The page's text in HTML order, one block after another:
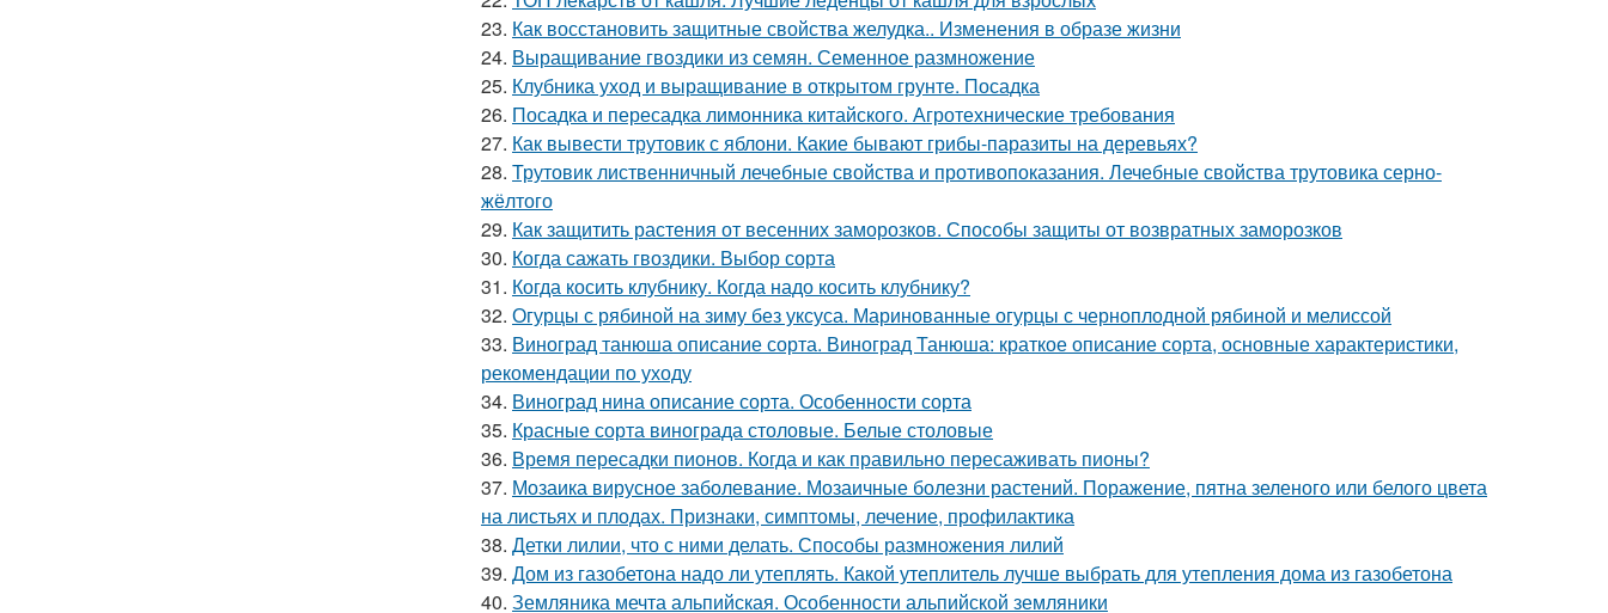
23. Как восстановить защитные свойства желудка.. Изменения в образе жизни
24. Выращивание гвоздики из семян. Семенное размножение
25. Клубника уход и выращивание в открытом грунте. Посадка
26. Посадка и пересадка лимонника китайского. Агротехнические требования
27. Как вывести трутовик с яблони. Какие бывают грибы-паразиты на деревьях?
28. Трутовик лиственничный лечебные свойства и противопоказания. Лечебные свойства трутовика серно-
жёлтого
29. Как защитить растения от весенних заморозков. Способы защиты от возвратных заморозков
30. Когда сажать гвоздики. Выбор сорта
31. Когда косить клубнику. Когда надо косить клубнику?
32. Огурцы с рябиной на зиму без уксуса. Маринованные огурцы с черноплодной рябиной и мелиссой
33. Виноград танюша описание сорта. Виноград Танюша: краткое описание сорта, основные характеристики,
рекомендации по уходу
34. Виноград нина описание сорта. Особенности сорта
35. Красные сорта винограда столовые. Белые столовые
36. Время пересадки пионов. Когда и как правильно пересаживать пионы?
37. Мозаика вирусное заболевание. Мозаичные болезни растений. Поражение, пятна зеленого или белого цвета
на листьях и плодах. Признаки, симптомы, лечение, профилактика
38. Детки лилии, что с ними делать. Способы размножения лилий
39. Дом из газобетона надо ли утеплять. Какой утеплитель лучше выбрать для утепления дома из газобетона
40. Земляника мечта альпийская. Особенности альпийской земляники